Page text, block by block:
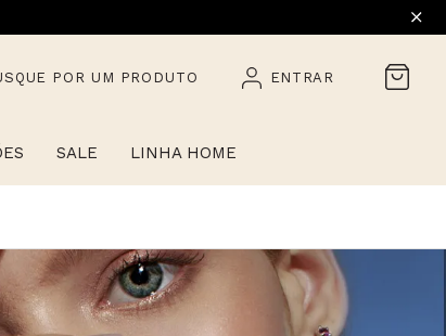
| 1ª TROCA GRÁTIS
POR UM PRODUTO ENTRAR
SALE LINHA HOME